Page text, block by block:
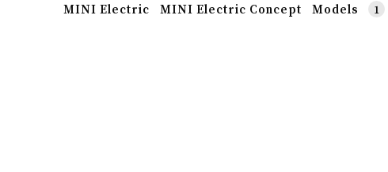
MINI Electric
MINI Electric Concept Models 1